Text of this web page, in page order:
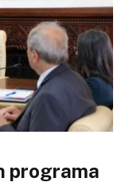
programa